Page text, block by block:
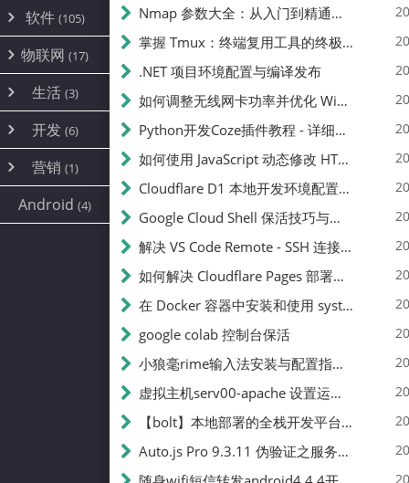
ProxmoxVE
Ubuntu(7)
环境配置
DD重装(3)
加速优化(34)
面板(12)
容器
游戏 (7)
饥荒(7)
云服务商(4)
WEB源码(6)
建站(5)
软件 (105)
安全(12)
办公(4)
图片 (2)
文件
系统 (35)
AI(10)
物联网 (17)
路由器
随身wifi(1)
mobile(14)
刷机
magisk
生活 (3)
线报
sim卡(1)
开发 (6)
编译
JavaScript(2)
python(2)
营销 (1)
公关(1)
SEO(1)
Android (4)
Nmap 参数大全：从入门到精通，掌握网络扫描的核心技巧
掌握 Tmux：终端复用工具的终极指南
.NET 项目环境配置与编译发布
如何调整无线网卡功率并优化 Wifite 的功率设置
Python开发Coze插件教程 - 详细步骤与注意事项
如何使用 JavaScript 动态修改 HTML 中的权限文本 | 前端开发教程
Cloudflare D1 本地开发环境配置指南 | CF Pages Local Development Guide
Google Cloud Shell 保活技巧与配额时间查看方法
解决 VS Code Remote - SSH 连接失败问题：从权限问题到成功启动
如何解决 Cloudflare Pages 部署中的 API Token 权限问题
在 Docker 容器中安装和使用 systemctl 的完整指南
google colab 控制台保活
小狼毫rime输入法安装与配置指南：从基础到高级自定义
虚拟主机serv00-apache 设置运行目录
【bolt】本地部署的全栈开发平台，支持本地及众多API，本地一键生成应用，部署教程
Auto.js Pro 9.3.11 伪验证之服务器接口 Nginx 版
📝
250
篇文章
✍️
231k
总字数
👥